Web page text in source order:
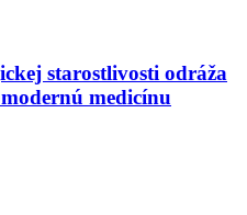
starostlivosti odráža
medicínu